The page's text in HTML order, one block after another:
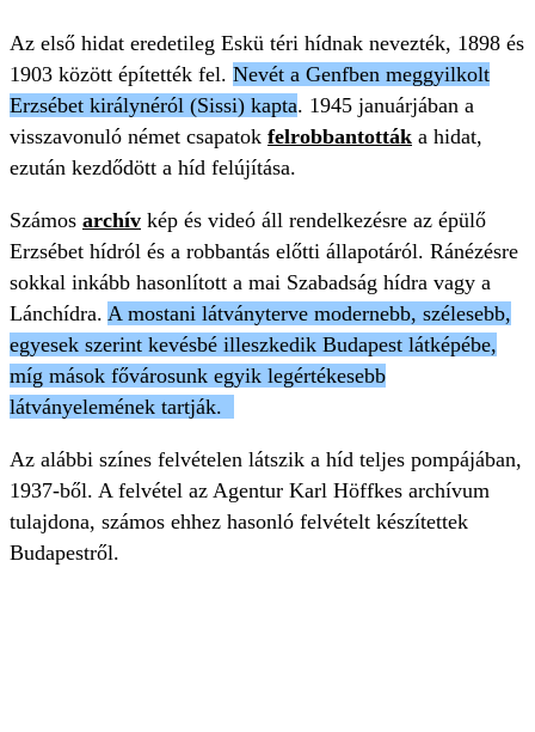
Az első hidat eredetileg Eskü téri hídnak nevezték, 1898 és
1903 között építették fel. Nevét a Genfben meggyilkolt
Erzsébet királynéról (Sissi) kapta. 1945 januárjában a
visszavonuló német csapatok felrobbantották a hidat,
ezután kezdődött a híd felújítása.
Számos archív kép és videó áll rendelkezésre az épülő
Erzsébet hídról és a robbantás előtti állapotáról. Ránézésre
sokkal inkább hasonlított a mai Szabadság hídra vagy a
Lánchídra. A mostani látványterve modernebb, szélesebb,
egyesek szerint kevésbé illeszkedik Budapest látképébe,
míg mások fővárosunk egyik legértékesebb
látványelemének tartják.
Az alábbi színes felvételen látszik a híd teljes pompájában,
1937-ből. A felvétel az Agentur Karl Höffkes archívum
tulajdona, számos ehhez hasonló felvételt készítettek
Budapestről.